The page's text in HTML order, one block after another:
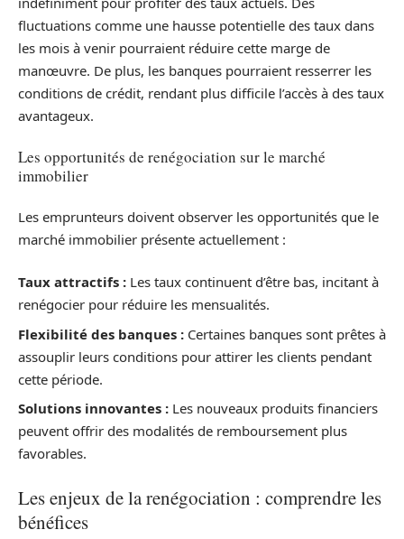
fluctuations comme une hausse potentielle des taux dans
les mois à venir pourraient réduire cette marge de
manœuvre. De plus, les banques pourraient resserrer les
conditions de crédit, rendant plus difficile l’accès à des taux
avantageux.
Les opportunités de renégociation sur le marché
immobilier
Les emprunteurs doivent observer les opportunités que le
marché immobilier présente actuellement :
Taux attractifs : Les taux continuent d’être bas, incitant à
renégocier pour réduire les mensualités.
Flexibilité des banques : Certaines banques sont prêtes à
assouplir leurs conditions pour attirer les clients pendant
cette période.
Solutions innovantes : Les nouveaux produits financiers
peuvent offrir des modalités de remboursement plus
favorables.
Les enjeux de la renégociation : comprendre les
bénéfices